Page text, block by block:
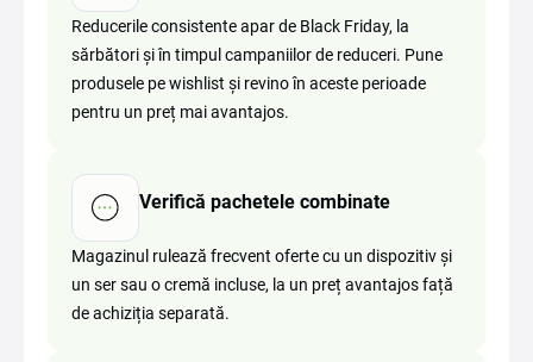
Reducerile consistente apar de Black Friday, la
sărbători și în timpul campaniilor de reduceri. Pune
produsele pe wishlist și revino în aceste perioade
pentru un preț mai avantajos.
Verifică pachetele combinate
Magazinul rulează frecvent oferte cu un dispozitiv și
un ser sau o cremă incluse, la un preț avantajos față
de achiziția separată.